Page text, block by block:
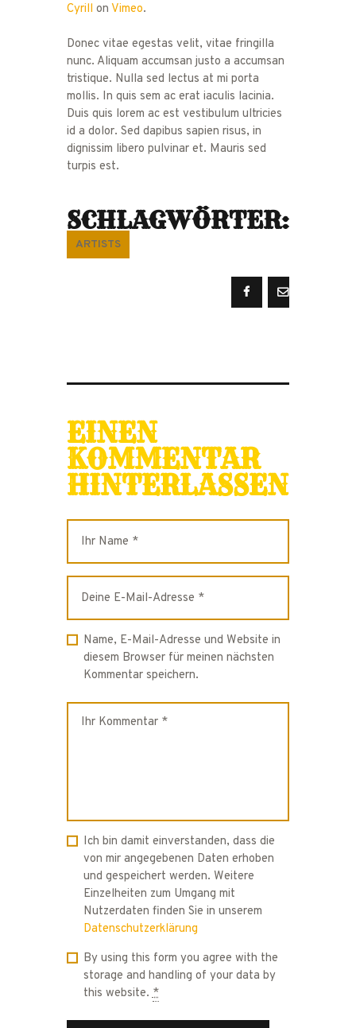
Cyrill on Vimeo.
Donec vitae egestas velit, vitae fringilla
nunc. Aliquam accumsan justo a accumsan
tristique. Nulla sed lectus at mi porta
mollis. In quis sem ac erat iaculis lacinia.
Duis quis lorem ac est vestibulum ultricies
id a dolor. Sed dapibus sapien risus, in
dignissim libero pulvinar et. Mauris sed
turpis est.
SCHLAGWÖRTER:
ARTISTS
EINEN
KOMMENTAR
HINTERLASSEN
Name, E-Mail-Adresse und Website in
diesem Browser für meinen nächsten
Kommentar speichern.
Ich bin damit einverstanden, dass die
von mir angegebenen Daten erhoben
und gespeichert werden. Weitere
Einzelheiten zum Umgang mit
Nutzerdaten finden Sie in unserem
Datenschutzerklärung
By using this form you agree with the
storage and handling of your data by
this website. *